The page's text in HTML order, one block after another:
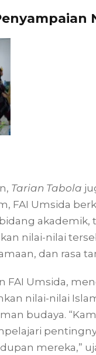
Tarian Tabola
FAI Umsida
nilai-nilai
dan rasa
FAI Umsida,
nilai-nilai
budaya.
mereka,”